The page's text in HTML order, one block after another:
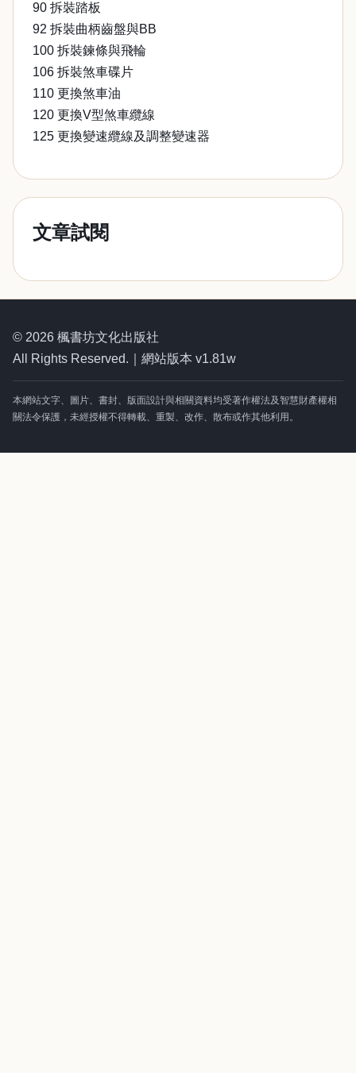
90 拆裝踏板
92 拆裝曲柄齒盤與BB
100 拆裝鍊條與飛輪
106 拆裝煞車碟片
110 更換煞車油
120 更換V型煞車纜線
125 更換變速纜線及調整變速器
文章試閱
© 2026 楓書坊文化出版社
All Rights Reserved.｜網站版本 v1.81w
本網站文字、圖片、書封、版面設計與相關資料均受著作權法及智慧財產權相
關法令保護，未經授權不得轉載、重製、改作、散布或作其他利用。